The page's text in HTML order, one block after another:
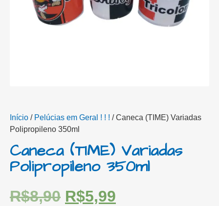
Início / Pelúcias em Geral ! ! ! / Caneca (TIME) Variadas
Polipropileno 350ml
Caneca (TIME) Variadas
Polipropileno 350ml
R$8,90 R$5,99